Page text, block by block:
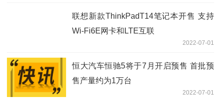
联想新款ThinkPadT14笔记本开售 支持
Wi-Fi6E网卡和LTE互联
2022-07-01
恒大汽车恒驰5将于7月开启预售 首批预
售产量约为1万台
2022-07-01